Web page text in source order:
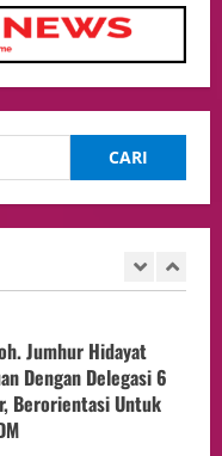
Jakarta Pusat
Isbat Nikah bagi
Dengan Delegasi 6
di Luar Negeri
Berkarakter, dan
Bangsa